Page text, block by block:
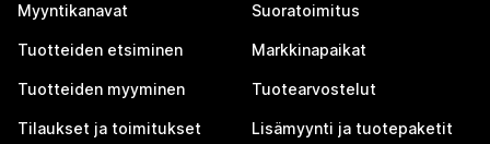
Myyntikanavat
Tuotteiden etsiminen
Tuotteiden myyminen
Tilaukset ja toimitukset
Suoratoimitus
Markkinapaikat
Tuotearvostelut
Lisämyynti ja tuotepaketit